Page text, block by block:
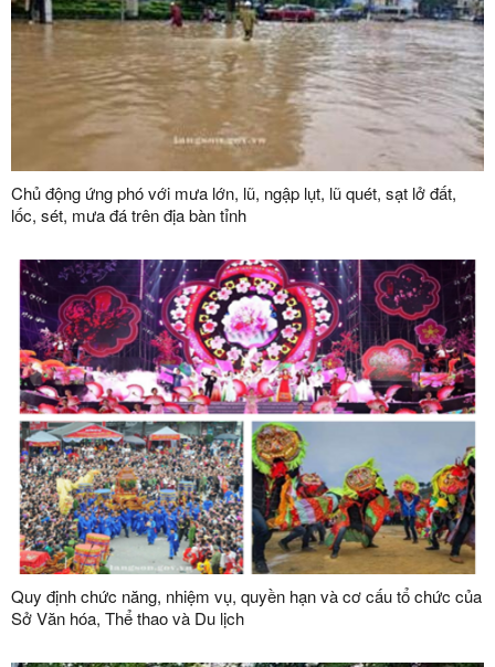
Chủ động ứng phó với mưa lớn, lũ, ngập lụt, lũ quét, sạt lở đất,
lốc, sét, mưa đá trên địa bàn tỉnh
Quy định chức năng, nhiệm vụ, quyền hạn và cơ cấu tổ chức của
Sở Văn hóa, Thể thao và Du lịch